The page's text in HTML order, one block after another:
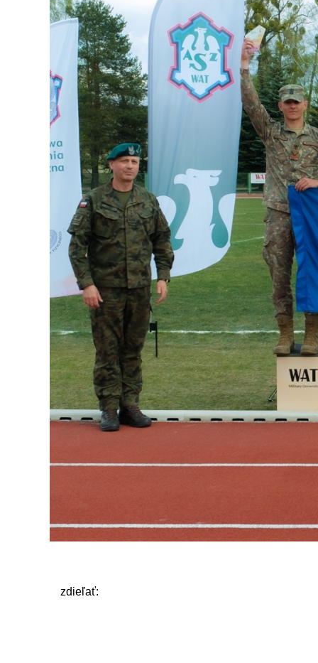
zdieľať: